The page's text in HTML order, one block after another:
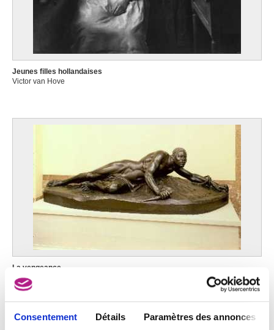
Consentement Détails Paramètres des annonces
Jeunes filles hollandaises
Victor van Hove
La vengeance
Victor van Hove